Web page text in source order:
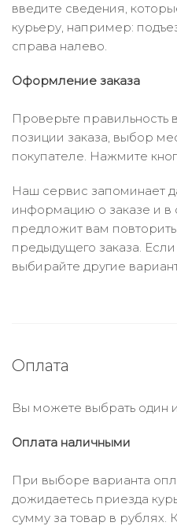
введите сведения,
курьеру, например:
справа налево.
Оформление заказа
Проверьте
позиции заказа, выбор
покупателе. Нажмите
Наш сервис запоминает
информацию о заказе и
предложит вам
предыдущего заказа.
выбирайте другие
Оплата
Вы можете выбрать один
Оплата наличными
При выборе варианта
дожидаетесь приезда
сумму за товар в рублях.